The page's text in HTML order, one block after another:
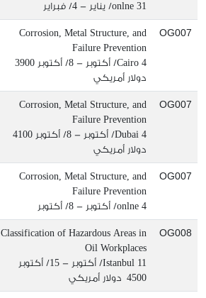
onlne 31/ يناير - 4/ فبراير
OG007
Corrosion, Metal Structure, and
Failure Prevention
Cairo 4/ أكتوبر - 8/ أكتوبر
دولار أمريكي
OG007
Corrosion, Metal Structure, and
Failure Prevention
Dubai 4/ أكتوبر - 8/ أكتوبر
دولار أمريكي
OG007
Corrosion, Metal Structure, and
Failure Prevention
onlne 4/ أكتوبر - 8/ أكتوبر
OG008
Classification of Hazardous Areas in
Oil Workplaces
Istanbul 11/ أكتوبر - 15/ أكتوبر
4500 دولار أمريكي